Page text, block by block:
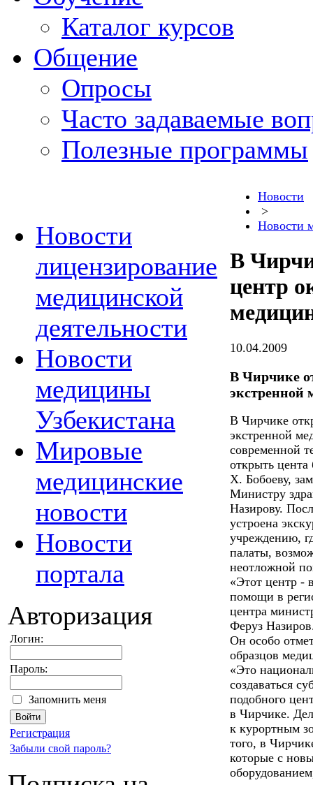
Каталог курсов
Общение
Опросы
Часто задаваемые
Полезные программы
Новости
лицензирование
медицинской
деятельности
Новости
медицины
Узбекистана
Мировые
медицинские
новости
Новости
портала
Авторизация
Логин:
Пароль:
Запомнить меня
Регистрация
Забыли свой пароль?
Новости
>
Новости
В
центр
10.04.2009
В Чирчике
экстренной
В Чирчике
экстренной
современной
открыть
Х. Бобоеву,
Министру
Назирову.
устроена
учреждению,
палаты,
неотложной
«Этот центр -
помощи в
центра
Феруз
Он особо
образцов
«Это
создаваться
подобного
в Чирчике.
к курортным
того, в
которые с